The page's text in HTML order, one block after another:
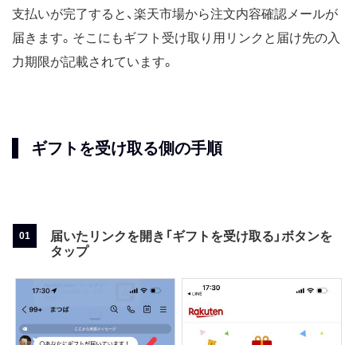
支払いが完了すると、楽天市場から注文内容確認メールが
届きます。そこにもギフト受け取り用リンクと届け先の入
力期限が記載されています。
ギフトを受け取る側の手順
届いたリンクを開き「ギフトを受け取る」ボタンを
タップ